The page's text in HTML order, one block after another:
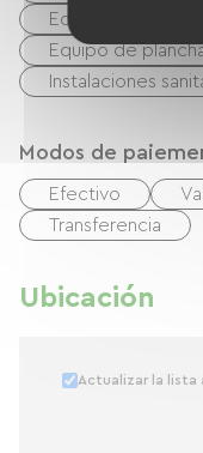
Equipo para bebés
Equipo de
Instalaciones
Modos de
Efectivo
Transferencia
Ubicación
Actualizar la lista